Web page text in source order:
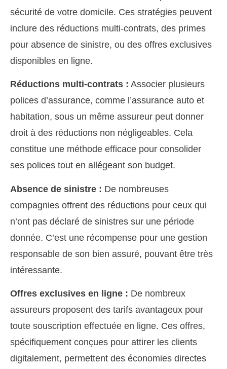
sécurité de votre domicile. Ces stratégies peuvent
inclure des réductions multi-contrats, des primes
pour absence de sinistre, ou des offres exclusives
disponibles en ligne.
Réductions multi-contrats : Associer plusieurs
polices d’assurance, comme l’assurance auto et
habitation, sous un même assureur peut donner
droit à des réductions non négligeables. Cela
constitue une méthode efficace pour consolider
ses polices tout en allégeant son budget.
Absence de sinistre : De nombreuses
compagnies offrent des réductions pour ceux qui
n’ont pas déclaré de sinistres sur une période
donnée. C’est une récompense pour une gestion
responsable de son bien assuré, pouvant être très
intéressante.
Offres exclusives en ligne : De nombreux
assureurs proposent des tarifs avantageux pour
toute souscription effectuée en ligne. Ces offres,
spécifiquement conçues pour attirer les clients
digitalement, permettent des économies directes